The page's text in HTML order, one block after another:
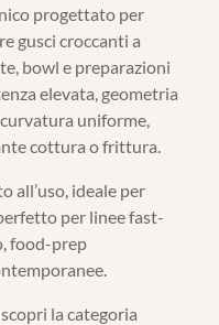
progettato per
gusci croccanti a
bowl e preparazioni
elevata, geometria
uniforme,
cottura o frittura.
all’uso, ideale per
per linee fast-
food-prep
la categoria